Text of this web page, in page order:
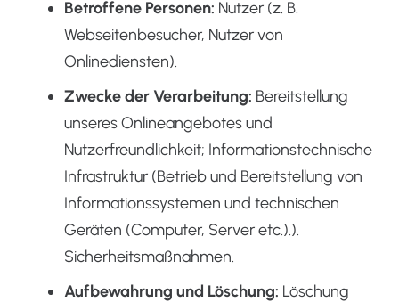
Betroffene Personen: Nutzer (z. B.
Webseitenbesucher, Nutzer von
Onlinediensten).
Zwecke der Verarbeitung: Bereitstellung
unseres Onlineangebotes und
Nutzerfreundlichkeit; Informationstechnische
Infrastruktur (Betrieb und Bereitstellung von
Informationssystemen und technischen
Geräten (Computer, Server etc.).).
Sicherheitsmaßnahmen.
Aufbewahrung und Löschung: Löschung